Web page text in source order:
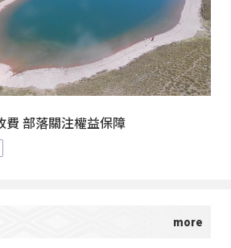
費 部落關注權益保障